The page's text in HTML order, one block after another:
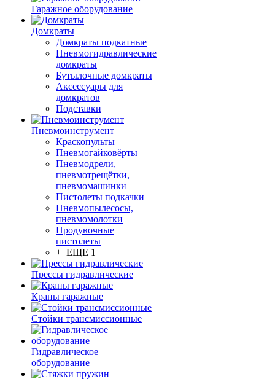
Гаражное оборудование
Домкраты
Домкраты подкатные
Пневмогидравлические
домкраты
Бутылочные домкраты
Аксессуары для
домкратов
Подставки
Пневмоинструмент
Краскопульты
Пневмогайковёрты
Пневмодрели,
пневмотрещётки,
пневмомашинки
Пистолеты подкачки
Пневмопылесосы,
пневмомолотки
Продувочные
пистолеты
+ ЕЩЕ 1
Прессы гидравлические
Краны гаражные
Стойки трансмиссионные
Гидравлическое
оборудование